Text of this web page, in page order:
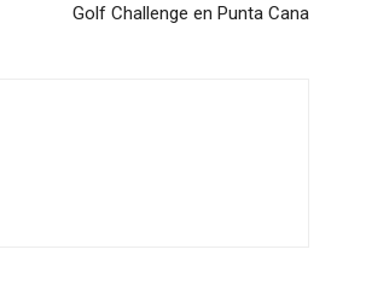
Golf Challenge en Punta Cana